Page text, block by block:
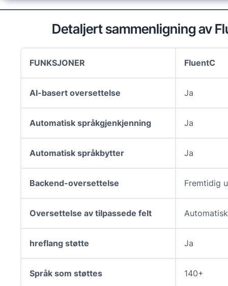
Detaljert sammenligning av
FUNKSJONER FluentC
AI-basert oversettelse Ja
Automatisk språkgjenkjenning Ja
Automatisk språkbytter Ja
Backend-oversettelse Fremtidig
Oversettelse av tilpassede felt Automatisk
hreflang støtte Ja
Språk som støttes 140+